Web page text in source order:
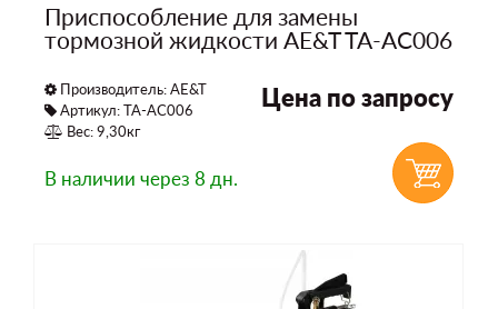
Приспособление для замены
тормозной жидкости AE&T TA-AC006
Производитель:AE&T
Артикул: TA-AC006
Вес: 9,30кг
Цена по запросу
В наличии через 8 дн.